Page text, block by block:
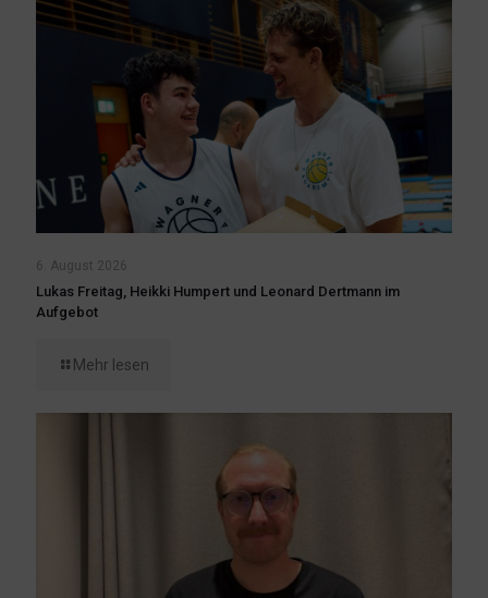
6. August 2026
Lukas Freitag, Heikki Humpert und Leonard Dertmann im
Aufgebot
Mehr lesen